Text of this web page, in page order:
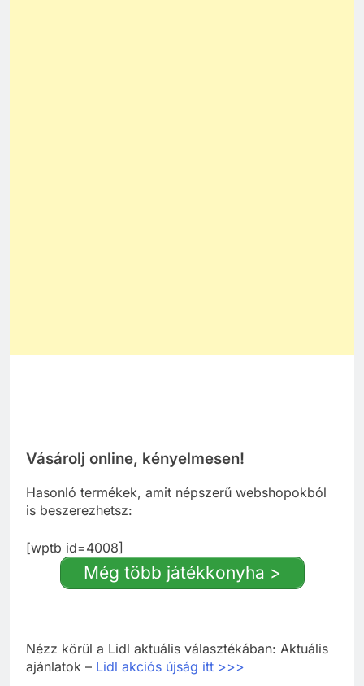
Vásárolj online, kényelmesen!
Hasonló termékek, amit népszerű webshopokból
is beszerezhetsz:
[wptb id=4008]
Még több játékkonyha >
Nézz körül a Lidl aktuális választékában: Aktuális
ajánlatok – Lidl akciós újság itt >>>